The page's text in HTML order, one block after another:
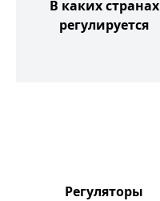
В каких странах
регулируется
Регуляторы